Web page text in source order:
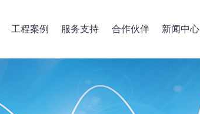
工程案例 服务支持 合作伙伴 新闻中心